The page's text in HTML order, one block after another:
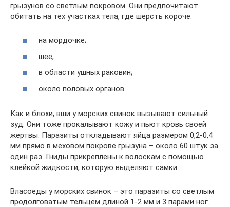
грызунов со светлым покровом. Они предпочитают
обитать на тех участках тела, где шерсть короче:
на мордочке;
шее;
в области ушных раковин;
около половых органов.
Как и блохи, вши у морских свинок вызывают сильный
зуд. Они тоже прокалывают кожу и пьют кровь своей
жертвы. Паразиты откладывают яйца размером 0,2-0,4
мм прямо в меховом покрове грызуна – около 60 штук за
один раз. Гниды прикреплены к волоскам с помощью
клейкой жидкости, которую выделяют самки.
Власоеды у морских свинок – это паразиты со светлым
продолговатым тельцем длиной 1-2 мм и 3 парами ног.